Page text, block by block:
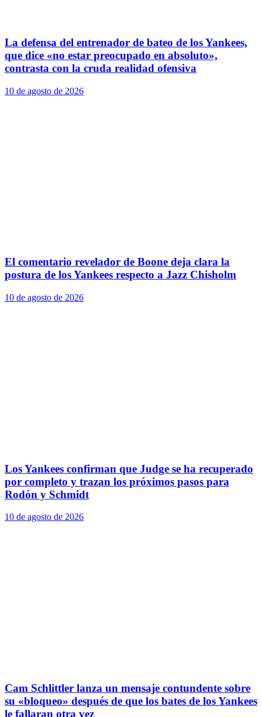
La defensa del entrenador de bateo de los Yankees,
que dice «no estar preocupado en absoluto»,
contrasta con la cruda realidad ofensiva
10 de agosto de 2026
El comentario revelador de Boone deja clara la
postura de los Yankees respecto a Jazz Chisholm
10 de agosto de 2026
Los Yankees confirman que Judge se ha recuperado
por completo y trazan los próximos pasos para
Rodón y Schmidt
10 de agosto de 2026
Cam Schlittler lanza un mensaje contundente sobre
su «bloqueo» después de que los bates de los Yankees
le fallaran otra vez